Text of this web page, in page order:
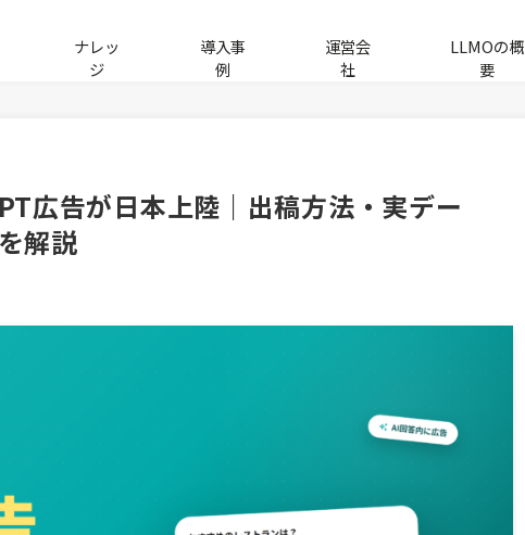
ナレッ
ジ
導入事
例
運営会
社
LLMOの概
要
広告が日本上陸｜出稿方法・実デー
解説